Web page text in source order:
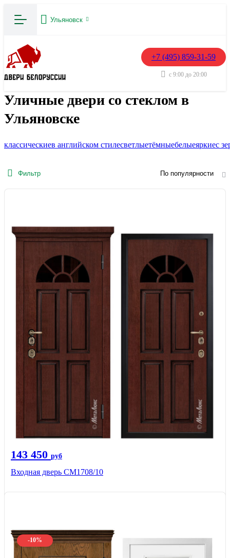
Ульяновск
+7 (495) 859-31-59
с 9:00 до 20:00
Уличные двери со стеклом в
Ульяновске
классическиев английском стилесветлыетёмныебелыеяркиес
Фильтр По популярности
143 450 руб
Входная дверь CМ1708/10
-10%